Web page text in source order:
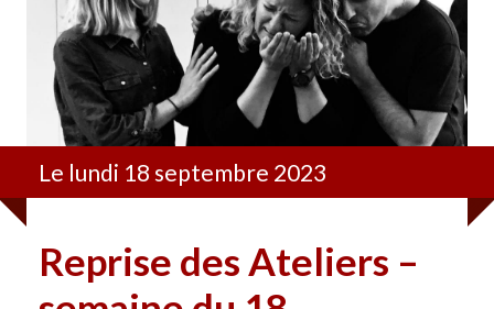
Le lundi 18 septembre 2023
Reprise des Ateliers –